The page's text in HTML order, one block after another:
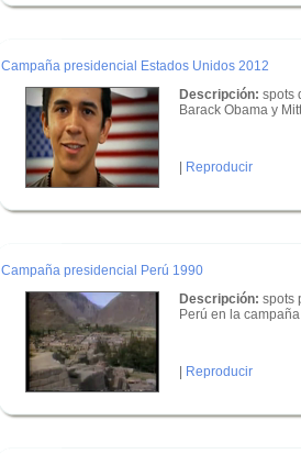
Campaña presidencial Estados Unidos 2012
Descripción: spots
Barack Obama y
| Reproducir
Campaña presidencial Perú 1990
Descripción: spots
Perú en la
| Reproducir